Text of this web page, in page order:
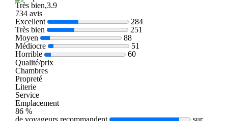
Très bien,3.9
734 avis
Excellent
284
Très bien
251
Moyen
88
Médiocre
51
Horrible
60
Qualité/prix
Chambres
Propreté
Literie
Service
Emplacement
86 %
de voyageurs recommandent
sur